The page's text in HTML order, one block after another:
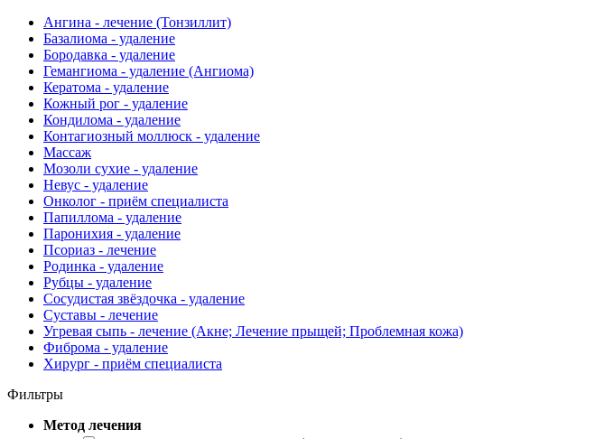
Ангина - лечение (Тонзиллит)
Базалиома - удаление
Бородавка - удаление
Гемангиома - удаление (Ангиома)
Кератома - удаление
Кожный рог - удаление
Кондилома - удаление
Контагиозный моллюск - удаление
Массаж
Мозоли сухие - удаление
Невус - удаление
Онколог - приём специалиста
Папиллома - удаление
Паронихия - удаление
Псориаз - лечение
Родинка - удаление
Рубцы - удаление
Сосудистая звёздочка - удаление
Суставы - лечение
Угревая сыпь - лечение (Акне; Лечение прыщей; Проблемная кожа)
Фиброма - удаление
Хирург - приём специалиста
Фильтры
Метод лечения